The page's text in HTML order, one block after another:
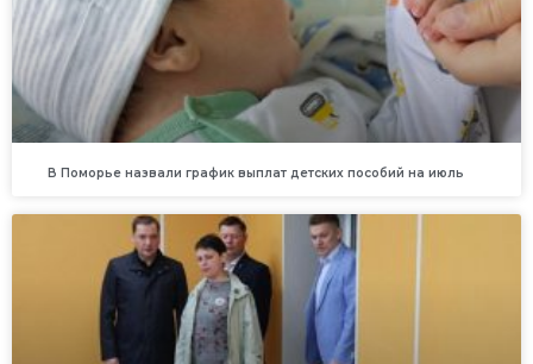
В Поморье назвали график выплат детских пособий на июль